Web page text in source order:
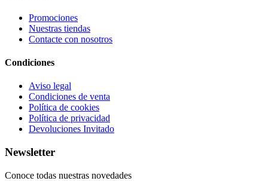
Promociones
Nuestras tiendas
Contacte con nosotros
Condiciones
Aviso legal
Condiciones de venta
Política de cookies
Política de privacidad
Devoluciones Invitado
Newsletter
Conoce todas nuestras novedades